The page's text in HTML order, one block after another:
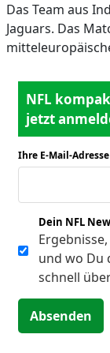
Das Team aus
Jaguars. Das
NFL
jetzt
Ihre E-Mail-Adresse
Dein NFL
und wo Du
schnell
Absenden